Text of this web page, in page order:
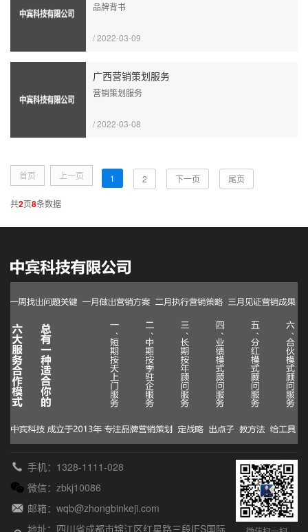
品牌背书
/ 2022-03-09
广西营销策划服务
营销策划服务
/ 2022-03-08
首页 上一页 1 2 下一页 尾页
共2页8条数据
手机：1328-1111-028
微信：zbkj10086
邮箱：wqb@zhongbinkeji.com
地址：四川省成都市锦江区红星路三段IFS国际